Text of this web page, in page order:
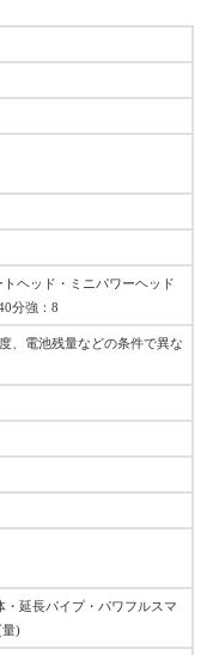
ヘッド・ミニパワーヘッド
分強：8
、電池残量などの条件で異な
延長パイプ・パワフルスマ
量)